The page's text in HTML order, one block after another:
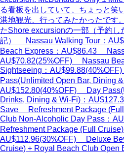
る看板を出していて、ちょっと笑
港地観光、行ってみたかったです
たShore excursionの一部（予約し
記） Nassau Walking Tour：
Beach Express：AU$86.43
AU$70.82(25%OFF) Nassau
Sightseeing：
Pass(Unlimited Open Bar, Dining &
AU$152.80(40%OFF) Day
Drinks, Dining & Wi-Fi)：
Save Refreshment Package (Full
Club Non-Alcoholic Day Pass：
Refreshment Package (Full
AU$112.96(30%OFF) Deluxe
Cruise) + Royal Beach Club Open